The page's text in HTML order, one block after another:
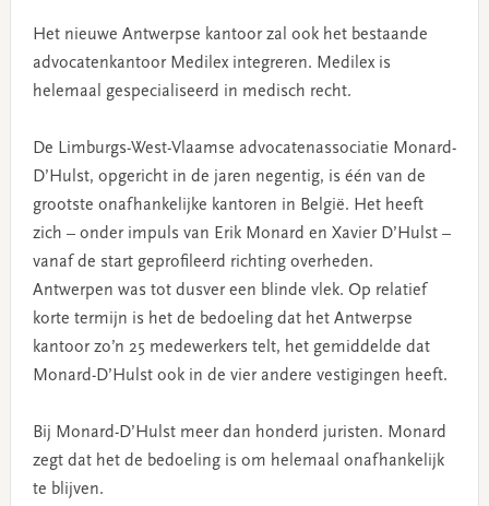
Het nieuwe Antwerpse kantoor zal ook het bestaande
advocatenkantoor Medilex integreren. Medilex is
helemaal gespecialiseerd in medisch recht.
De Limburgs-West-Vlaamse advocatenassociatie Monard-
D’Hulst, opgericht in de jaren negentig, is één van de
grootste onafhankelijke kantoren in België. Het heeft
zich – onder impuls van Erik Monard en Xavier D’Hulst –
vanaf de start geprofileerd richting overheden.
Antwerpen was tot dusver een blinde vlek. Op relatief
korte termijn is het de bedoeling dat het Antwerpse
kantoor zo’n 25 medewerkers telt, het gemiddelde dat
Monard-D’Hulst ook in de vier andere vestigingen heeft.
Bij Monard-D’Hulst meer dan honderd juristen. Monard
zegt dat het de bedoeling is om helemaal onafhankelijk
te blijven.